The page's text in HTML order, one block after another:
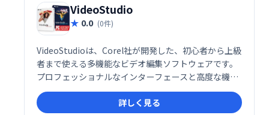
VideoStudio
0.0 (0件)
VideoStudioは、Corel社が開発した、初心者から上級
者まで使える多機能なビデオ編集ソフトウェアです。
プロフェッショナルなインターフェースと高度な機能
を備え、家族や友人、オンライン視聴者向けの動画作
成を容易にします。直感的な操作で魅力的なビデオ編
詳しく見る